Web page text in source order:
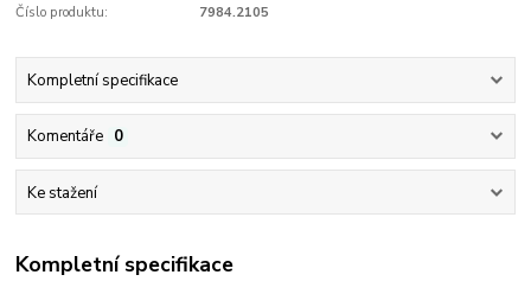
Číslo produktu: 7984.2105
Kompletní specifikace
Komentáře 0
Ke stažení
Kompletní specifikace